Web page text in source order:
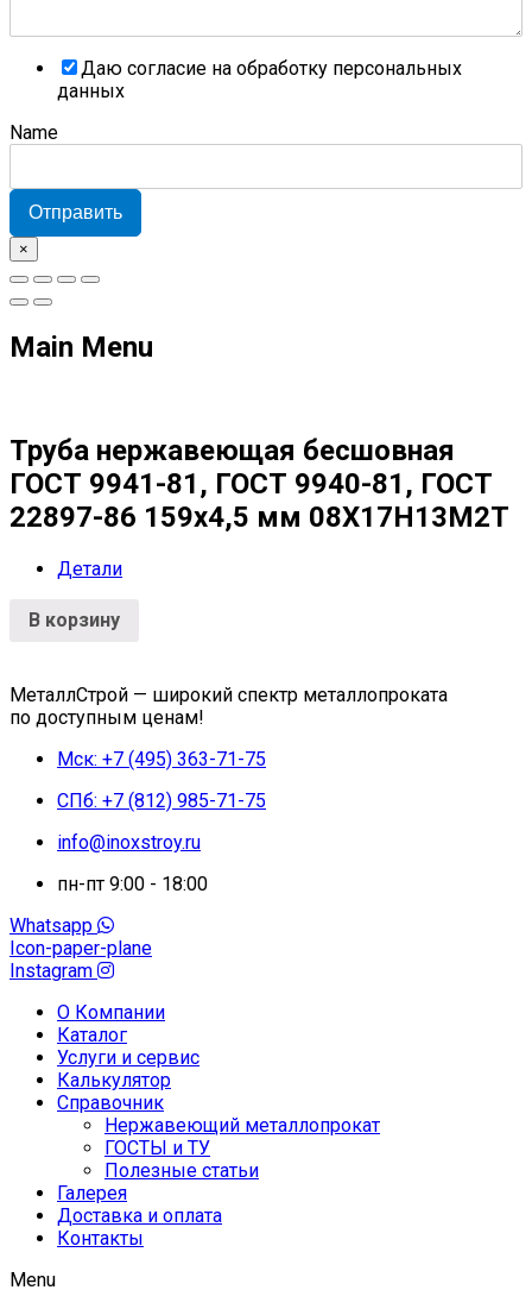
Даю согласие на обработку персональных
данных
Name
Отправить
×
Main Menu
Труба нержавеющая бесшовная
ГОСТ 9941-81, ГОСТ 9940-81, ГОСТ
22897-86 159х4,5 мм 08Х17Н13М2Т
Детали
В корзину
МеталлСтрой — широкий спектр металлопроката
по доступным ценам!
Мск: +7 (495) 363-71-75
СПб: +7 (812) 985-71-75
info@inoxstroy.ru
пн-пт 9:00 - 18:00
Whatsapp
Icon-paper-plane
Instagram
О Компании
Каталог
Услуги и сервис
Калькулятор
Справочник
Нержавеющий металлопрокат
ГОСТЫ и ТУ
Полезные статьи
Галерея
Доставка и оплата
Контакты
Menu